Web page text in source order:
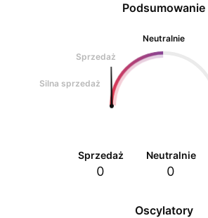
Oscylatory
Podsumowanie
Neutralnie
Sprzedaż
Silna sprzedaż
Sprzedaż
0
Neutralnie
0